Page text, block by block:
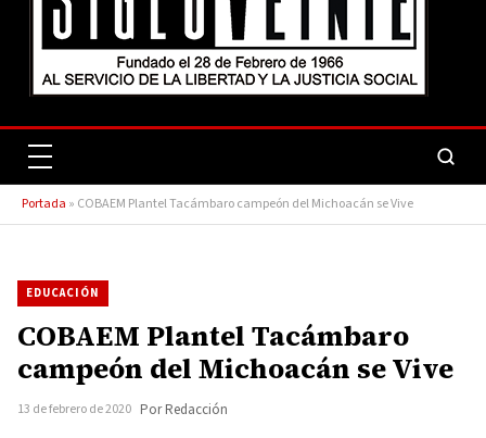
Portada » COBAEM Plantel Tacámbaro campeón del Michoacán se Vive
EDUCACIÓN
COBAEM Plantel Tacámbaro
campeón del Michoacán se Vive
13 de febrero de 2020 Por Redacción